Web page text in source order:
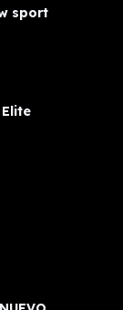
sport